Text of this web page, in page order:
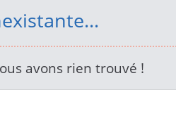
2
3
6
7
avons rien trouvé !